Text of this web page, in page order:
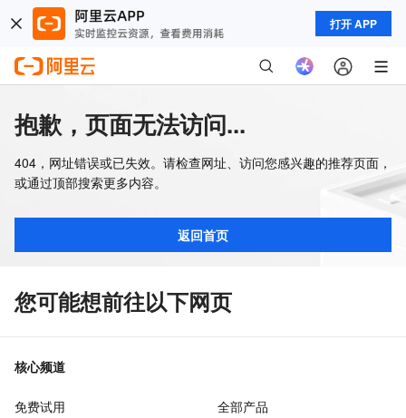
打开 APP
抱歉，页面无法访问...
404，网址错误或已失效。请检查网址、访问您感兴趣的推荐页面，
或通过顶部搜索更多内容。
返回首页
您可能想前往以下网页
核心频道
免费试用 全部产品